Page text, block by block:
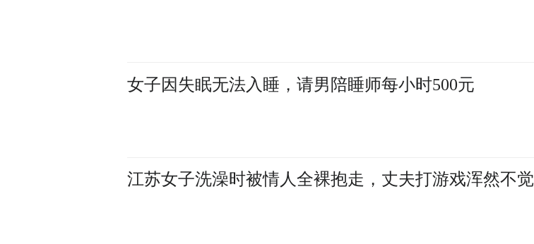
女子因失眠无法入睡，请男陪睡师每小时500元
江苏女子洗澡时被情人全裸抱走，丈夫打游戏浑然不觉